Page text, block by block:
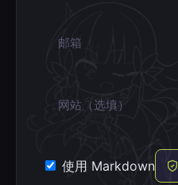
邮箱
网站
使用 Markdown